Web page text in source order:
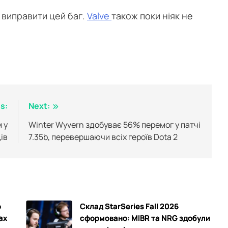
цей баг. Valve також поки ніяк не
у
Next:
Winter Wyvern здобуває 56% перемог у патчі
7.35b, перевершаючи всіх героїв Dota 2
Склад StarSeries Fall 2026
сформовано: MIBR та NRG здобули